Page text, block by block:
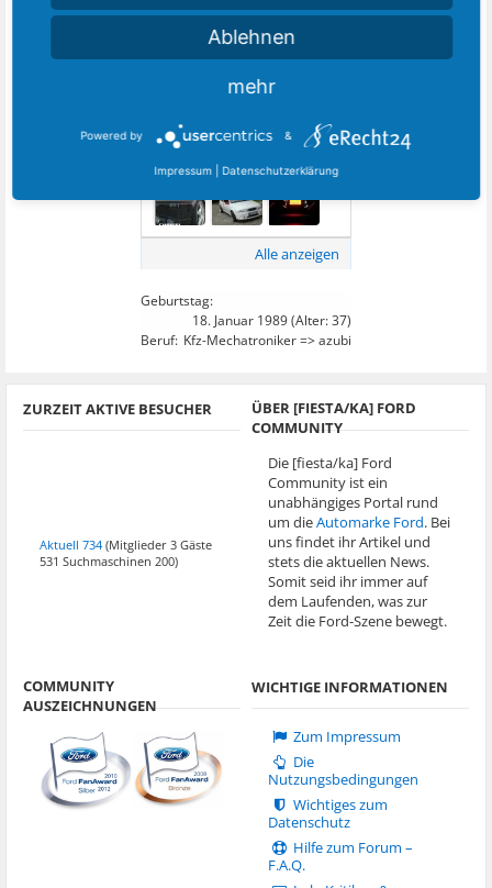
Alle anzeigen
DIESEM MITGLIED FOLGEN:
Alle anzeigen
Geburtstag:
18. Januar 1989(Alter: 37)
Beruf: Kfz-Mechatroniker => azubi
ZURZEIT AKTIVE BESUCHER
Aktuell 734 (Mitglieder 3 Gäste
531 Suchmaschinen 200)
ÜBER [FIESTA/KA] FORD
COMMUNITY
Die [fiesta/ka] Ford
Community ist ein
unabhängiges Portal rund
um dieAutomarke Ford. Bei
uns findet ihr Artikel und
stets die aktuellen News.
Somit seid ihr immer auf
dem Laufenden, was zur
Zeit die Ford-Szene bewegt.
COMMUNITY
AUSZEICHNUNGEN
WICHTIGE INFORMATIONEN
Zum Impressum
Die
Nutzungsbedingungen
Wichtiges zum
Datenschutz
Hilfe zum Forum –
F.A.Q.
Ablehnen
mehr
Powered by &
Impressum Datenschutzerklärung